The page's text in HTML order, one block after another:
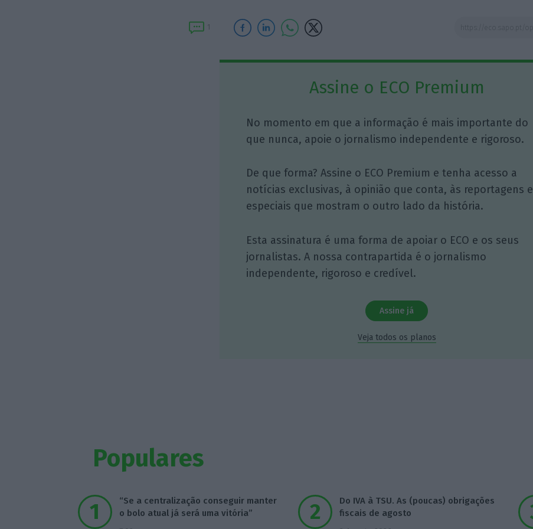
Assine o ECO Premium
No momento em que a informação é mais importante do
que nunca, apoie o jornalismo independente e rigoroso.
De que forma? Assine o ECO Premium e tenha acesso a
notícias exclusivas, à opinião que conta, às reportagens e
especiais que mostram o outro lado da história.
Esta assinatura é uma forma de apoiar o ECO e os seus
jornalistas. A nossa contrapartida é o jornalismo
independente, rigoroso e credível.
Assine já
Veja todos os planos
Populares
“Se a centralização conseguir manter
o bolo atual já será uma vitória”
Do IVA à TSU. As (poucas) obrigações
fiscais de agosto